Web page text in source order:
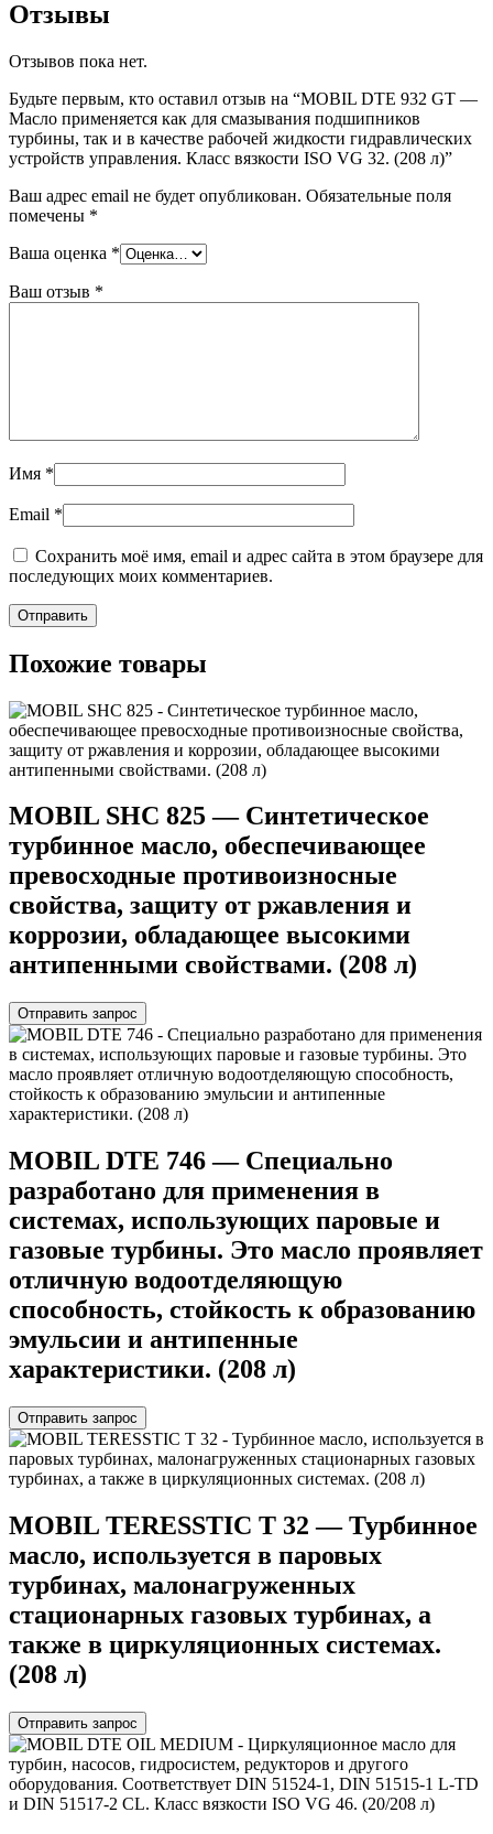
Отзывы
Отзывов пока нет.
Будьте первым, кто оставил отзыв на “MOBIL DTE 932 GT —
Масло применяется как для смазывания подшипников
турбины, так и в качестве рабочей жидкости гидравлических
устройств управления. Класс вязкости ISO VG 32. (208 л)”
Ваш адрес email не будет опубликован. Обязательные поля
помечены *
Ваша оценка *
Ваш отзыв *
Имя *
Email *
Сохранить моё имя, email и адрес сайта в этом браузере для
последующих моих комментариев.
Похожие товары
MOBIL SHC 825 — Синтетическое
турбинное масло, обеспечивающее
превосходные противоизносные
свойства, защиту от ржавления и
коррозии, обладающее высокими
антипенными свойствами. (208 л)
Отправить запрос
MOBIL DTE 746 — Специально
разработано для применения в
системах, использующих паровые и
газовые турбины. Это масло проявляет
отличную водоотделяющую
способность, стойкость к образованию
эмульсии и антипенные
характеристики. (208 л)
Отправить запрос
MOBIL TERESSTIC T 32 — Турбинное
масло, используется в паровых
турбинах, малонагруженных
стационарных газовых турбинах, а
также в циркуляционных системах.
(208 л)
Отправить запрос